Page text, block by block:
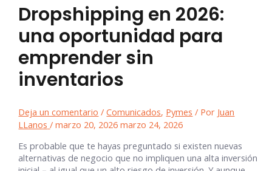
Dropshipping en 2026:
una oportunidad para
emprender sin
inventarios
Deja un comentario /Comunicados, Pymes / Por Juan
LLanos /marzo 20, 2026 marzo 24, 2026
Es probable que te hayas preguntado si existen nuevas
alternativas de negocio que no impliquen una alta inversión